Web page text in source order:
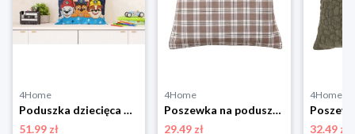
4Home
Poduszka dziecięca Tlapková Patrola, 40 x 40 cm 4-Home
51.99 zł
4Home
Poszewka na poduszkę Happy check beżowo-czarny, 45 x 45 cm 4-Home
29.49 zł
4Home
32.49 zł